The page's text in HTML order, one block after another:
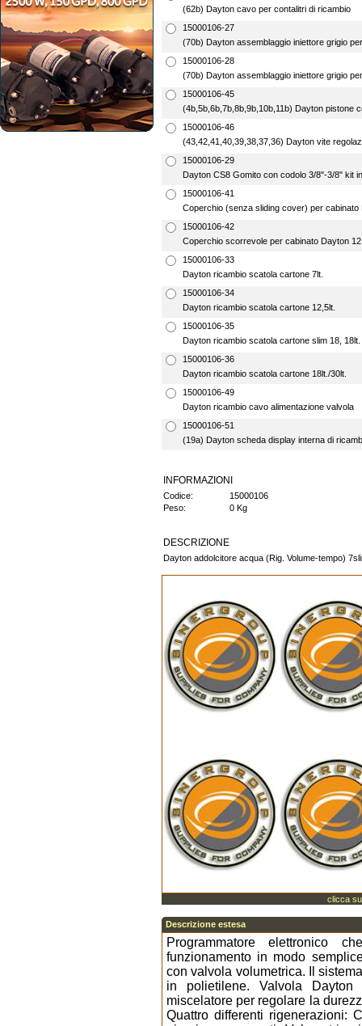
(62b) Dayton cavo per contalitri di ricambio
15000106-27
(70b) Dayton assemblaggio iniettore grigio
15000106-28
(70b) Dayton assemblaggio iniettore grigio
15000106-45
(4b,5b,6b,7b,8b,9b,10b,11b) Dayton pistone
15000106-46
(43,42,41,40,39,38,37,36) Dayton vite
15000106-29
Dayton CS8 Gomito con codolo 3/8"-3/8" kit
15000106-41
Coperchio (senza sliding cover) per cabinato
15000106-42
Coperchio scorrevole per cabinato Dayton
15000106-33
Dayton ricambio scatola cartone 7lt.
15000106-34
Dayton ricambio scatola cartone 12,5lt.
15000106-35
Dayton ricambio scatola cartone slim 18, 18lt.
15000106-36
Dayton ricambio scatola cartone 18lt./30lt.
15000106-49
Dayton ricambio cavo alimentazione valvola
15000106-51
(19a) Dayton scheda display interna di
INFORMAZIONI
Codice:
15000106
Peso:
0 Kg
DESCRIZIONE
Dayton addolcitore acqua (Rig. Volume-tempo)
clicca
Descrizione estesa
Programmatore elettronico
funzionamento in modo
con valvola volumetrica. Il
in polietilene. Valvola
miscelatore per regolare la
Quattro differenti rigenerazioni: